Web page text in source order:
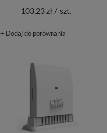
103,23 zł / szt.
+ Dodaj do porównania